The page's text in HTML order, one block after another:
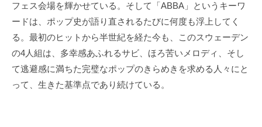
フェス会場を輝かせている。そして「ABBA」というキーワ
ードは、ポップ史が語り直されるたびに何度も浮上してく
る。最初のヒットから半世紀を経た今も、このスウェーデン
の4人組は、多幸感あふれるサビ、ほろ苦いメロディ、そし
て逃避感に満ちた完璧なポップのきらめきを求める人々にと
って、生きた基準点であり続けている。